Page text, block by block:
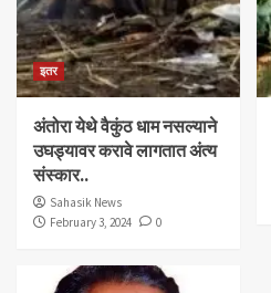
इतर
अंतोरा येथे वैकुंठ धाम नसल्याने
उघड्यावर करावे लागतात अंत्य
संस्कार..
Sahasik News
February 3, 2024
0